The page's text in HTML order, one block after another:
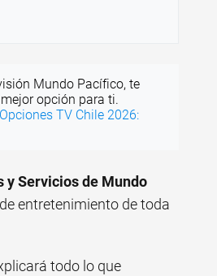
Mundo Pacífico, te
opción para ti.
Opciones TV Chile 2026:
y Servicios de Mundo
entretenimiento de toda
todo lo que